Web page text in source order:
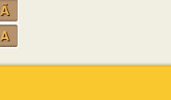
Ã
A